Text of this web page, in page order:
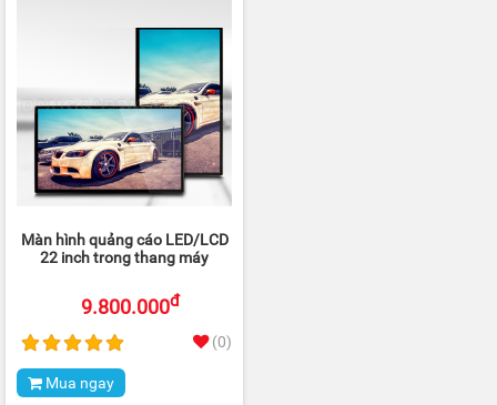
Màn hình quảng cáo LED/LCD
22 inch trong thang máy
9.800.000đ
(0)
Mua ngay